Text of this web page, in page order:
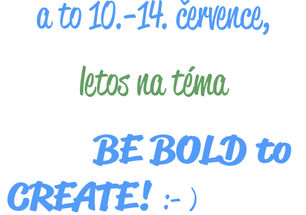
a to10.-14. července,
letos na téma
BE BOLD to
CREATE! :- )